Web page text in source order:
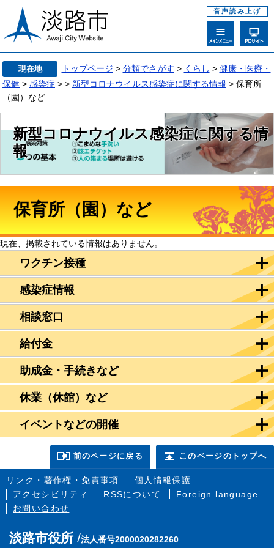
音声読み上げ
現在地 トップページ > 分類でさがす > くらし > 健康・医療・
保健 > 感染症 > > 新型コロナウイルス感染症に関する情報 > 保育所
（園）など
新型コロナウイルス感染症に関する情
報
ワクチン接種
感染症情報
相談窓口
給付金
助成金・手続きなど
休業（休館）など
イベントなどの開催
保育所（園）など
現在、掲載されている情報はありません。
前のページに戻る このページのトップへ
リンク・著作権・免責事項
個人情報保護
アクセシビリティ
RSSについて
Foreign language
お問い合わせ
淡路市役所 法人番号2000020282260